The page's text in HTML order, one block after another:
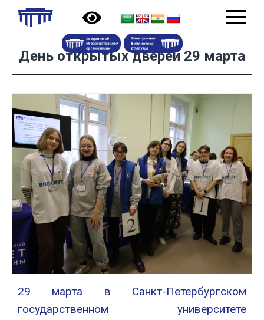
День открытых дверей 29 марта
29 марта в Санкт-Петербургском
государственном университете